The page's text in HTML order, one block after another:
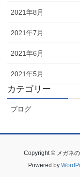
2021年8月
2021年7月
2021年6月
2021年5月
カテゴリー
ブログ
Copyright © メガネ
Powered by